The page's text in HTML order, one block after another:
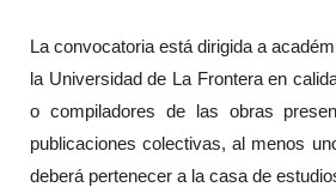
La convocatoria está dirigida a
la Universidad de La Frontera en
o compiladores de las obras
publicaciones colectivas, al menos
deberá pertenecer a la casa de